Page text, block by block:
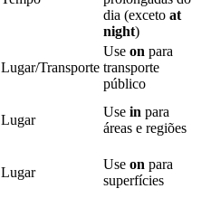
dia (exceto at
night)
Lugar/Transporte
Use on para
transporte
público
Lugar
Use in para
áreas e regiões
Lugar
Use on para
superfícies